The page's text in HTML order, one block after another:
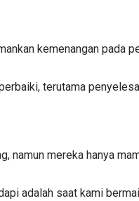
kemenangan pada
terutama
namun mereka hanya
adalah saat kami